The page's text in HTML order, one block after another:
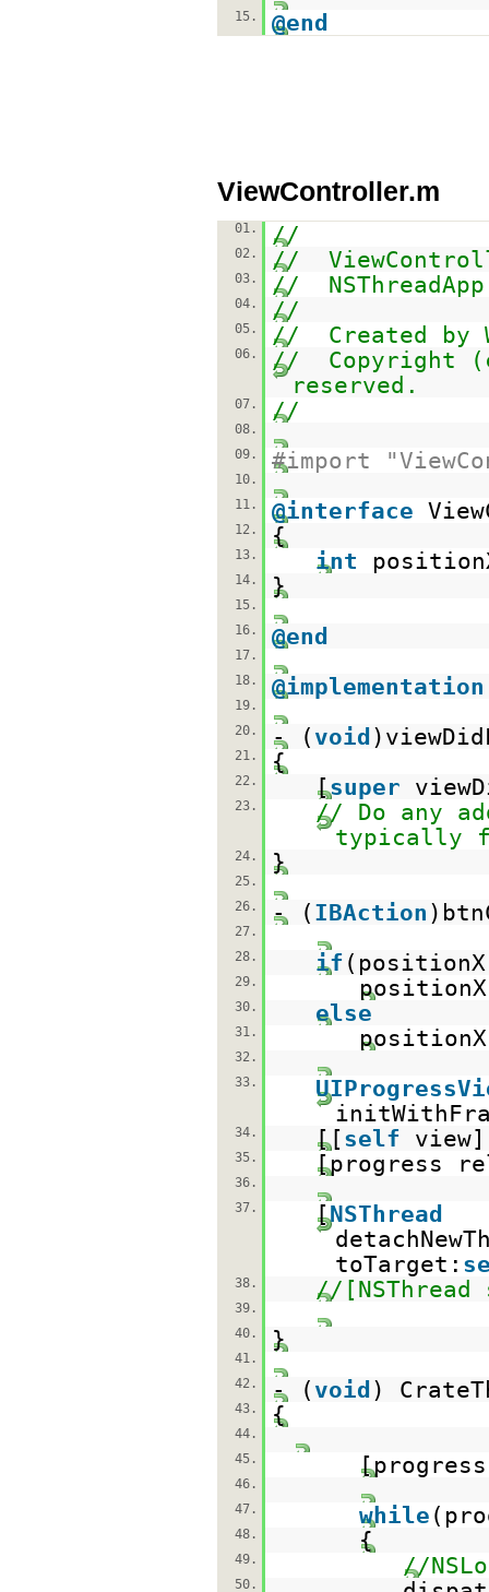
15.
@end
ViewController.m
01. //
02. //
03. // NSThreadApp
04. //
05. // Created by
06.
// Copyright
reserved.
07. //
08.
09.
#import
10.
11.
@interface
12. {
13. int
14. }
15.
16.
@end
17.
18.
@implementation
19.
20.
- ( void
21. {
22. [super
23.
// Do any
typically
24. }
25.
26.
- ( IBAction
27.
28.
if
29.
30. else
31.
32.
33.
34. [[self
35. [progress
36.
37.
[NSThread
toTarget:
38. //
39.
40.
}
41.
42.
- ( void)
43. {
44.
45.
46.
47.
while
48. {
49. //
50.